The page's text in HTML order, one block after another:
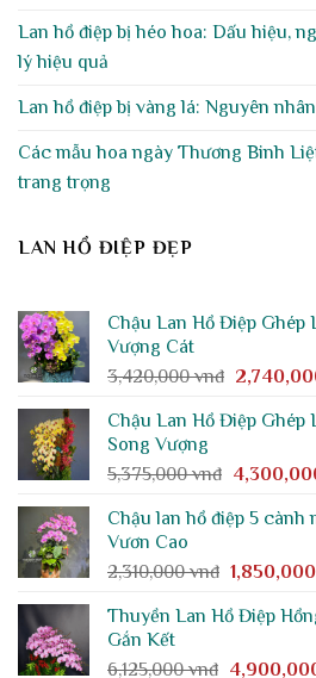
Lan hồ điệp bị héo hoa: Dấu hiệu,
lý hiệu quả
Lan hồ điệp bị vàng lá: Nguyên
Các mẫu hoa ngày Thương Binh
trang trọng
LAN HỒ ĐIỆP ĐẸP
Chậu Lan Hồ Điệp Ghép
Vượng Cát
3,420,000vnđ Giá
là:
Chậu Lan Hồ Điệp Ghép
Song Vượng
5,375,000vnđ Giá
là:
Chậu lan hồ điệp 5
Vươn Cao
2,310,000vnđ Giá
là:
1,850,000
Thuyền Lan Hồ Điệp
Gắn Kết
6,125,000vnđ Giá